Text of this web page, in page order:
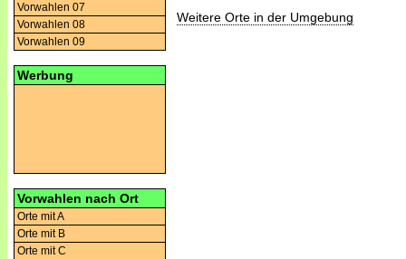
Vorwahlen 07
Vorwahlen 08
Vorwahlen 09
Werbung
Vorwahlen nach Ort
Orte mit A
Orte mit B
Orte mit C
Weitere Orte in der Umgebung